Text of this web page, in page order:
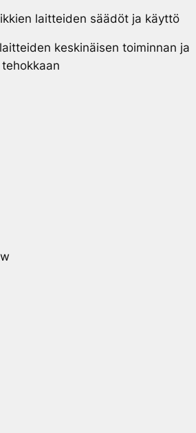
laitteiden säädöt ja käyttö
keskinäisen toiminnan ja